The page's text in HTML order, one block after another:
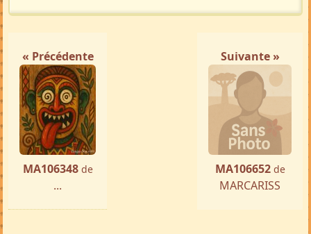
« Précédente
MA106348 de
...
Suivante »
MA106652 de
MARCARISS